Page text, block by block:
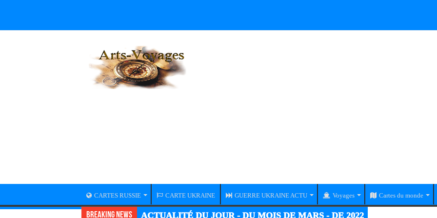
CARTES RUSSIE CARTE UKRAINE GUERRE UKRAINE ACTU Voyages Cartes du monde
Breaking News ACTUALITÉ DU JOUR - DU MOIS DE MARS - DE 2022